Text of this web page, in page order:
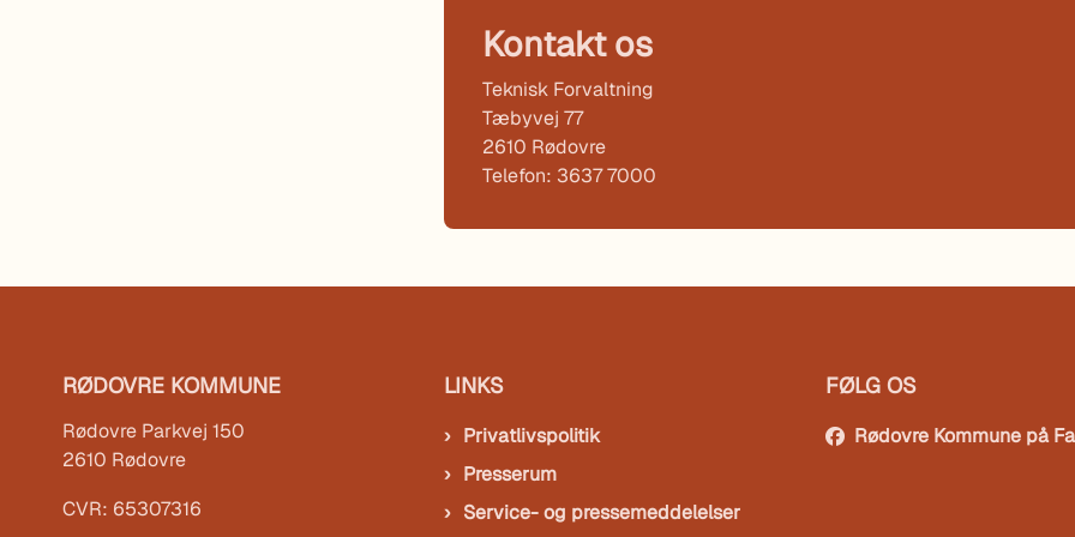
Kontakt os
Teknisk Forvaltning
Tæbyvej 77
2610 Rødovre
Telefon: 3637 7000
RØDOVRE KOMMUNE
Rødovre Parkvej 150
2610 Rødovre
CVR: 65307316
LINKS
Privatlivspolitik
Presserum
Service- og pressemeddelelser
FØLG OS
Rødovre Kommune på